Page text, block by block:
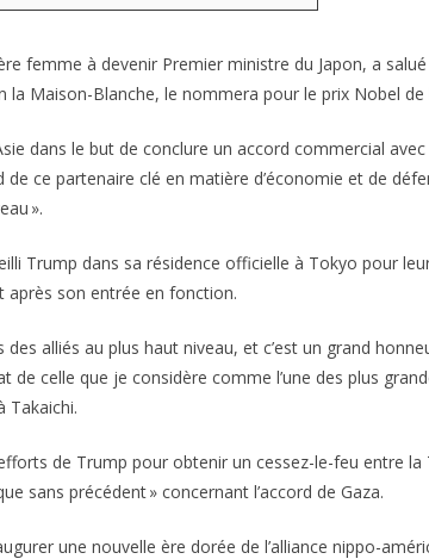
femme à devenir Premier ministre du Japon, a
la Maison-Blanche, le nommera pour le prix Nobel de
dans le but de conclure un accord commercial
de ce partenaire clé en matière d’économie et de
».
Trump dans sa résidence officielle à Tokyo pour
après son entrée en fonction.
des alliés au plus haut niveau, et c’est un grand
de celle que je considère comme l’une des plus
Takaichi.
de Trump pour obtenir un cessez-le-feu entre
sans précédent » concernant l’accord de Gaza.
une nouvelle ère dorée de l’alliance nippo-